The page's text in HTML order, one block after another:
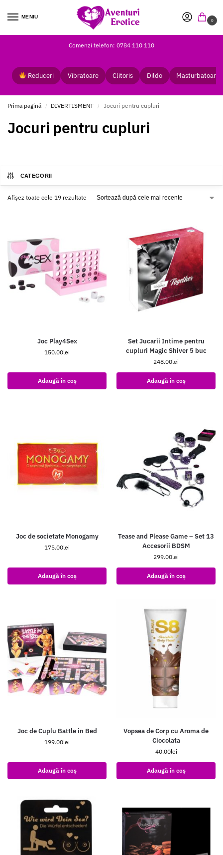
MENIU
0
Comenzi telefon: 0784 110 110
Reduceri Vibratoare Clitoris Dildo Masturbatoare
Prima pagină / DIVERTISMENT / Jocuri pentru cupluri
Jocuri pentru cupluri
CATEGORII
Afișez toate cele 19 rezultate
Joc Play4Sex
150.00lei
Adaugă în coș
Set Jucarii Intime pentru
cupluri Magic Shiver 5 buc
248.00lei
Adaugă în coș
Joc de societate Monogamy
175.00lei
Adaugă în coș
Tease and Please Game – Set 13
Accesorii BDSM
299.00lei
Adaugă în coș
Joc de Cuplu Battle in Bed
199.00lei
Adaugă în coș
Vopsea de Corp cu Aroma de
Ciocolata
40.00lei
Adaugă în coș